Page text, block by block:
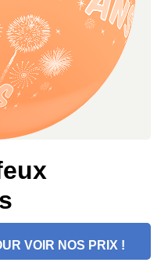
VOIR NOS PRIX !